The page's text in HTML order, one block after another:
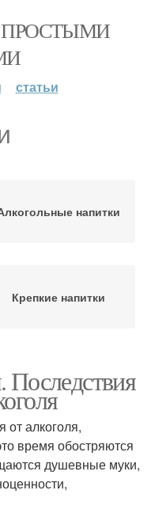
ПРОСТЫМИ
статьи
напитки
Крепкие напитки
Последствия
от алкоголя,
время обостряются
душевные муки,